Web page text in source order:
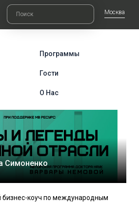
Москва
Программы
Гости
О Нас
Симоненко
коуч по международным